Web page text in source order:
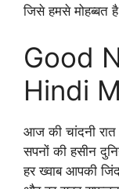
जिसे हमसे मोहब्बत
Good
Hindi
आज की चांदनी
सपनों की हसीन
हर ख्वाब आपकी